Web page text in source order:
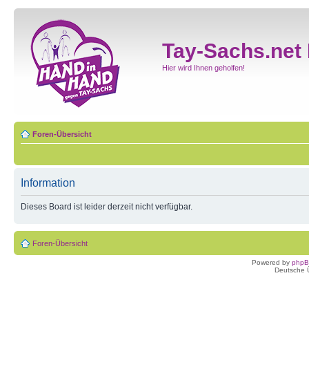
Tay-Sachs.net
Hier wird Ihnen geholfen!
Foren-Übersicht
Information
Dieses Board ist leider derzeit nicht verfügbar.
Foren-Übersicht
Powered by
Deutsche